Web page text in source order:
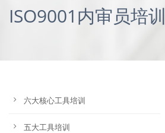
ISO9001内审员培训
六大核心工具培训
五大工具培训